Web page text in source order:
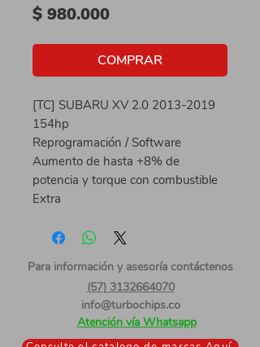
$ 980.000Precio
COMPRAR
[TC] SUBARU XV 2.0 2013-2019
154hp
Reprogramación / Software
Aumento de hasta +8% de
potencia y torque con combustible
Extra
Para información y asesoría contáctenos
(57) 3132664070
info@turbochips.co
Atención vía Whatsapp